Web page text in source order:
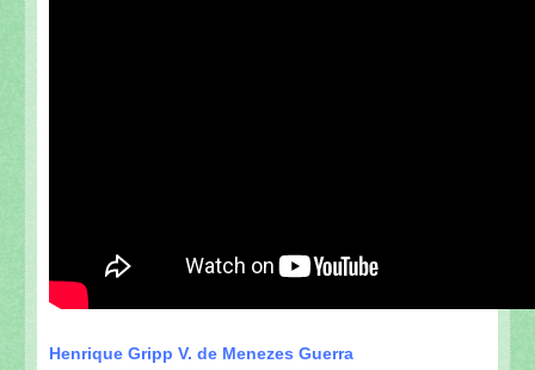
Henrique Gripp V. de Menezes Guerra